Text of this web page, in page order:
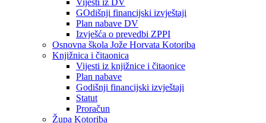
Vijesti iz DV
GOdišnji financijski izvještaji
Plan nabave DV
Izvješća o prevedbi ZPPI
Osnovna škola Jože Horvata Kotoriba
Knjižnica i čitaonica
Vijesti iz knjižnice i čitaonice
Plan nabave
Godišnji financijski izvještaji
Statut
Proračun
Župa Kotoriba